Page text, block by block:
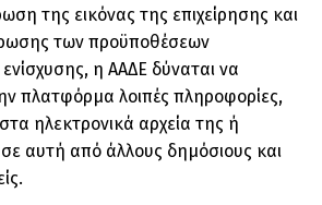
της εικόνας της επιχείρησης και
των προϋποθέσεων
η ΑΑΔΕ δύναται να
πλατφόρμα λοιπές πληροφορίες,
ηλεκτρονικά αρχεία της ή
αυτή από άλλους δημόσιους και